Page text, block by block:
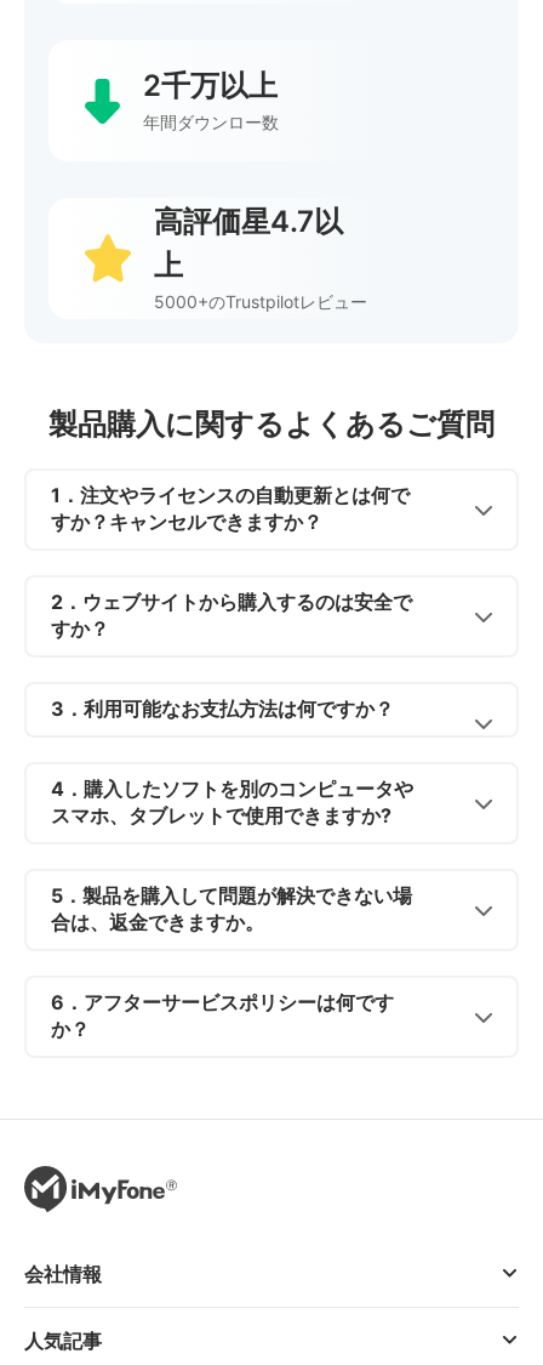
2千万以上
年間ダウンロー数
高評価星4.7以
上
5000+のTrustpilotレビュー
製品購入に関するよくあるご質問
1．注文やライセンスの自動更新とは何で
すか？キャンセルできますか？
2．ウェブサイトから購入するのは安全で
すか？
3．利用可能なお支払方法は何ですか？
4．購入したソフトを別のコンピュータや
スマホ、タブレットで使用できますか?
5．製品を購入して問題が解決できない場
合は、返金できますか。
6．アフターサービスポリシーは何です
か？
会社情報
人気記事